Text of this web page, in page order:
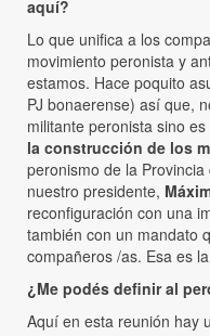
aquí?
Lo que unifica a los
movimiento peronista y
estamos. Hace poquito
PJ bonaerense) así que,
militante peronista sino
la construcción de los
peronismo de la
nuestro presidente,
reconfiguración con una
también con un mandato
compañeros /as. Esa es
¿Me podés definir al
Aquí en esta reunión hay